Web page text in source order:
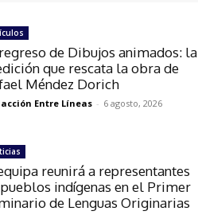
de Dibujos animados: la
que rescata la obra de
Méndez Dorich
Entre Líneas - 6 agosto, 2026
reunirá a representantes
indígenas en el Primer
de Lenguas Originarias